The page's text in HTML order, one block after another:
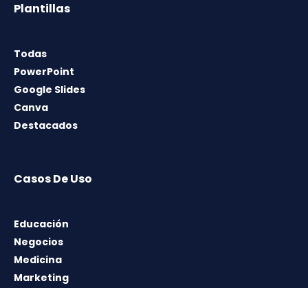
Plantillas
Todas
PowerPoint
Google Slides
Canva
Destacados
Casos De Uso
Educación
Negocios
Medicina
Marketing